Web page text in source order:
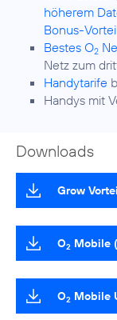
höherem
Bonus-
Bestes O2
Netz zum
Handytarife
Handys mit
Downloads
Grow
O2 Mobile
O2 Mobile